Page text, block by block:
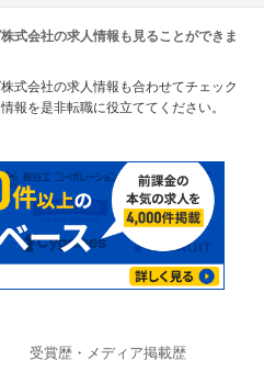
式会社の求人情報も見ることができま
式会社の求人情報も合わせてチェック
報を是非転職に役立ててください。
受賞歴・メディア掲載歴